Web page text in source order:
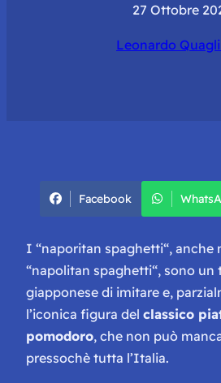
27 Ottobre
Leonardo
Facebook
I “naporitan spaghetti“, anche
“napolitan spaghetti“, sono
giapponese di imitare e,
l’iconica figura del classico
pomodoro, che non può
pressochè tutta l’Italia.